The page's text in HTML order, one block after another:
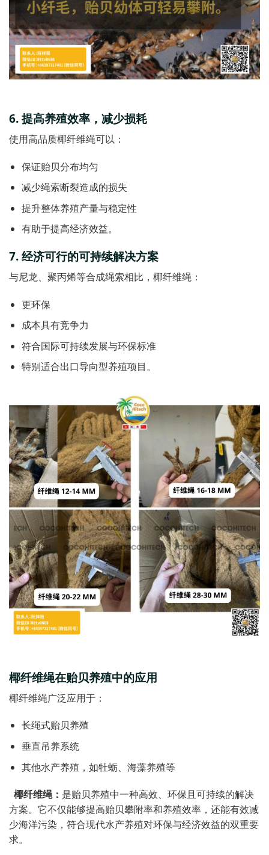
6.提高养殖效率，减少损耗
使用高品质椰纤维绳可以：
保证贻贝分布均匀
减少绳索断裂造成的损失
提升整体养殖产量与稳定性
有助于提高经济效益。
7.经济可行的可持续解决方案
与尼龙、聚丙烯等合成绳索相比，椰纤维绳：
更环保
成本具有竞争力
符合国际可持续发展与环保标准
特别适合出口导向型养殖项目。
椰纤维绳在贻贝养殖中的应用
椰纤维绳广泛应用于：
长绳式贻贝养殖
垂直吊养系统
其他水产养殖，如牡蛎、海藻养殖等
椰纤维绳： 是贻贝养殖中一种高效、环保且可持续的解决
方案。它不仅能够提高贻贝攀附率和养殖效率，还能有效减
少海洋污染，符合现代水产养殖对环保与经济效益的双重要
求。